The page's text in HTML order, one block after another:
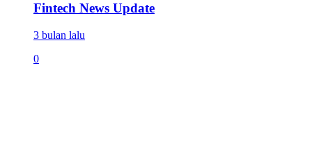
Fintech News Update
3 bulan lalu
0